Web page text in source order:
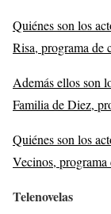
Quiénes son los
Risa, programa de
Además ellos son
Familia de Diez,
Quiénes son los
Vecinos, programa
Telenovelas